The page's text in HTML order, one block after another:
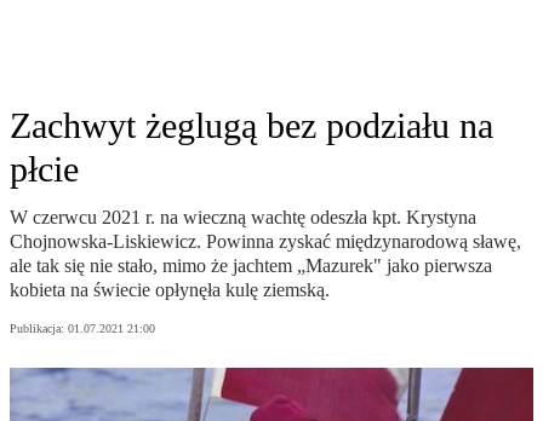
Zachwyt żeglugą bez podziału na
płcie
W czerwcu 2021 r. na wieczną wachtę odeszła kpt. Krystyna
Chojnowska-Liskiewicz. Powinna zyskać międzynarodową sławę,
ale tak się nie stało, mimo że jachtem „Mazurek" jako pierwsza
kobieta na świecie opłynęła kulę ziemską.
Publikacja: 01.07.2021 21:00